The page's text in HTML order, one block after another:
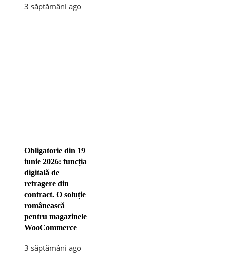
3 săptămâni ago
Obligatorie din 19
iunie 2026: funcția
digitală de
retragere din
contract. O soluție
românească
pentru magazinele
WooCommerce
3 săptămâni ago